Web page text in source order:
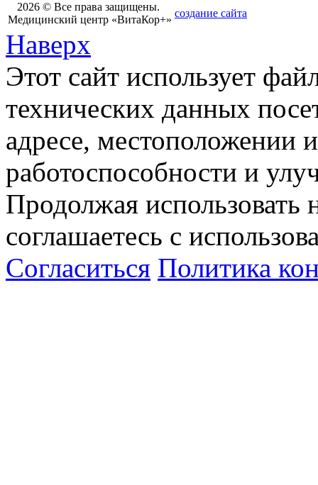
2026 © Все права защищены.
Медицинский центр «ВитаКор+»
создание сайта
Наверх
Этот сайт использует
технических данных
адресе, местоположении
работоспособности и
Продолжая использовать
соглашаетесь с
Согласиться Политика